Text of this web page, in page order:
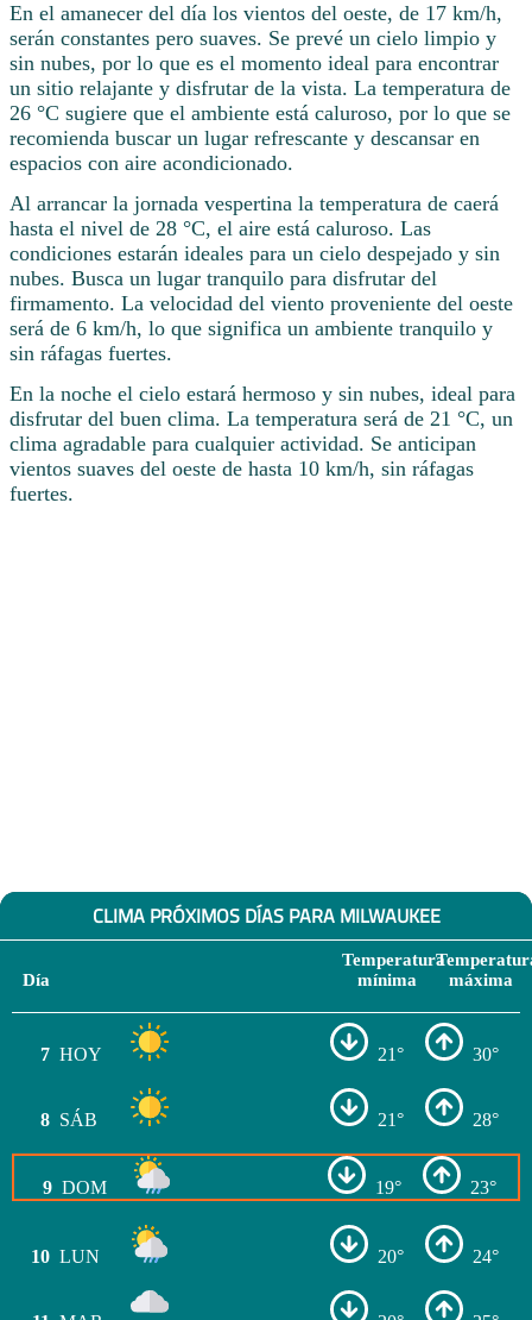
En el amanecer del día los vientos del oeste, de 17 km/h,
serán constantes pero suaves. Se prevé un cielo limpio y
sin nubes, por lo que es el momento ideal para encontrar
un sitio relajante y disfrutar de la vista. La temperatura de
26 °C sugiere que el ambiente está caluroso, por lo que se
recomienda buscar un lugar refrescante y descansar en
espacios con aire acondicionado.
Al arrancar la jornada vespertina la temperatura de caerá
hasta el nivel de 28 °C, el aire está caluroso. Las
condiciones estarán ideales para un cielo despejado y sin
nubes. Busca un lugar tranquilo para disfrutar del
firmamento. La velocidad del viento proveniente del oeste
será de 6 km/h, lo que significa un ambiente tranquilo y
sin ráfagas fuertes.
En la noche el cielo estará hermoso y sin nubes, ideal para
disfrutar del buen clima. La temperatura será de 21 °C, un
clima agradable para cualquier actividad. Se anticipan
vientos suaves del oeste de hasta 10 km/h, sin ráfagas
fuertes.
CLIMA PRÓXIMOS DÍAS PARA MILWAUKEE
Día
Temperatura
mínima
máxima
7 HOY 21° 30°
8 SÁB 21° 28°
9 DOM 19° 23°
10 LUN 20° 24°